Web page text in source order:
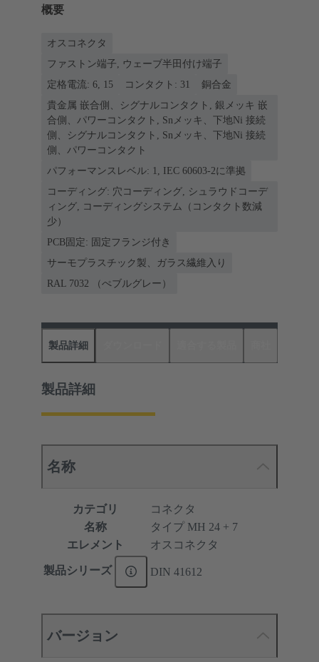
概要
オスコネクタ
ファストン端子, ウェーブ半田付け端子
定格電流: 6, 15
コンタクト: 31
銅合金
貴金属 嵌合側、シグナルコンタクト, 銀メッキ 嵌
合側、パワーコンタクト, Snメッキ、下地Ni 接続
側、シグナルコンタクト, Snメッキ、下地Ni 接続
側、パワーコンタクト
パフォーマンスレベル: 1, IEC 60603-2に準拠
コーディング: 穴コーディング, シュラウドコーデ
ィング, コーディングシステム（コンタクト数減
少）
PCB固定: 固定フランジ付き
サーモプラスチック製、ガラス繊維入り
RAL 7032 （ぺブルグレー）
製品詳細
製品詳細
名称
カテゴリ
コネクタ
名称
タイプ MH 24 + 7
エレメント
オスコネクタ
製品シリーズ DIN 41612
バージョン